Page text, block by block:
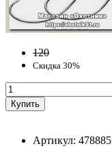
120
Скидка 30%
Артикул: 478885